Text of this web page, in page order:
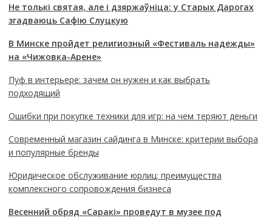
Не толькі святая, але і дзяржаўніца: у Старых Дарогах
згадваюць Сафію Слуцкую
В Минске пройдет религиозный «Фестиваль надежды»
на «Чижовка-Арене»
Пуф в интерьере: зачем он нужен и как выбрать
подходящий
Ошибки при покупке техники для игр: на чем теряют деньги
Современный магазин сайдинга в Минске: критерии выбора
и популярные бренды
Юридическое обслуживание юрлиц: преимущества
комплексного сопровождения бизнеса
Весенний обряд «Саракі» проведут в музее под